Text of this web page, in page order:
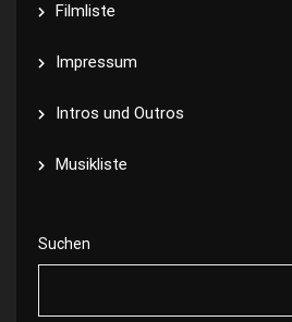
Filmliste
Impressum
Intros und Outros
Musikliste
Suchen